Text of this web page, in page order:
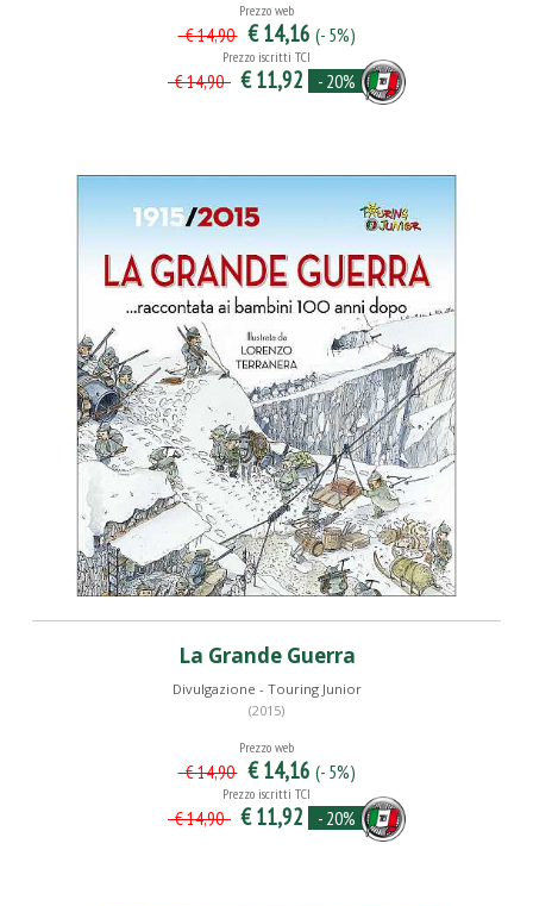
Prezzo web
€ 14,90 € 14,16 (- 5%)
Prezzo iscritti TCI
€ 14,90 € 11,92 - 20%
La Grande Guerra
Divulgazione - Touring Junior
(2015)
Prezzo web
€ 14,90 € 14,16 (- 5%)
Prezzo iscritti TCI
€ 14,90 € 11,92 - 20%